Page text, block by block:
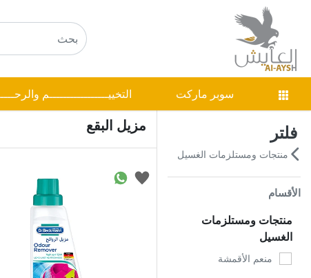
سوبر ماركت التخييـــــــــــــــــم
فلتر
منتجات ومستلزمات الغسيل
الأقسام
منتجات ومستلزمات
الغسيل
منعم الأقمشة
مزيل البقع